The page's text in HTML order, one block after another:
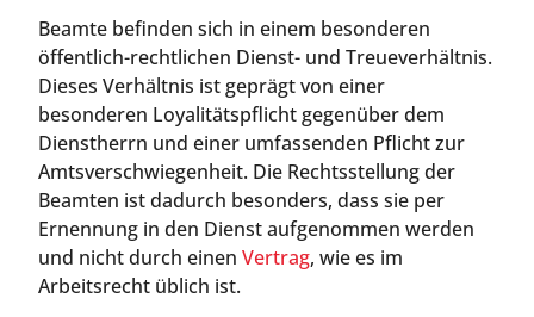
Beamte befinden sich in einem besonderen
öffentlich-rechtlichen Dienst- und Treueverhältnis.
Dieses Verhältnis ist geprägt von einer
besonderen Loyalitätspflicht gegenüber dem
Dienstherrn und einer umfassenden Pflicht zur
Amtsverschwiegenheit. Die Rechtsstellung der
Beamten ist dadurch besonders, dass sie per
Ernennung in den Dienst aufgenommen werden
und nicht durch einen Vertrag, wie es im
Arbeitsrecht üblich ist.